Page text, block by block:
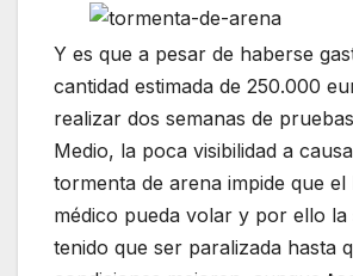
Y es que a pesar de haberse
cantidad estimada de 250.000
realizar dos semanas de
Medio, la poca visibilidad a
tormenta de arena impide que
médico pueda volar y por ello la
tenido que ser paralizada hasta